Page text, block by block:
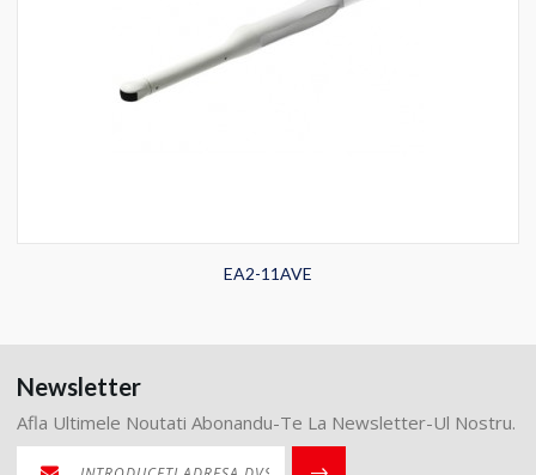
EA2-11AVE
Newsletter
Afla Ultimele Noutati Abonandu-Te La Newsletter-Ul Nostru.